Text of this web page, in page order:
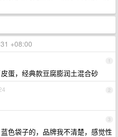
+08:00
1
蛋，经典款豆腐膨润土混合砂
2
3
色袋子的，品牌我不清楚，感觉性